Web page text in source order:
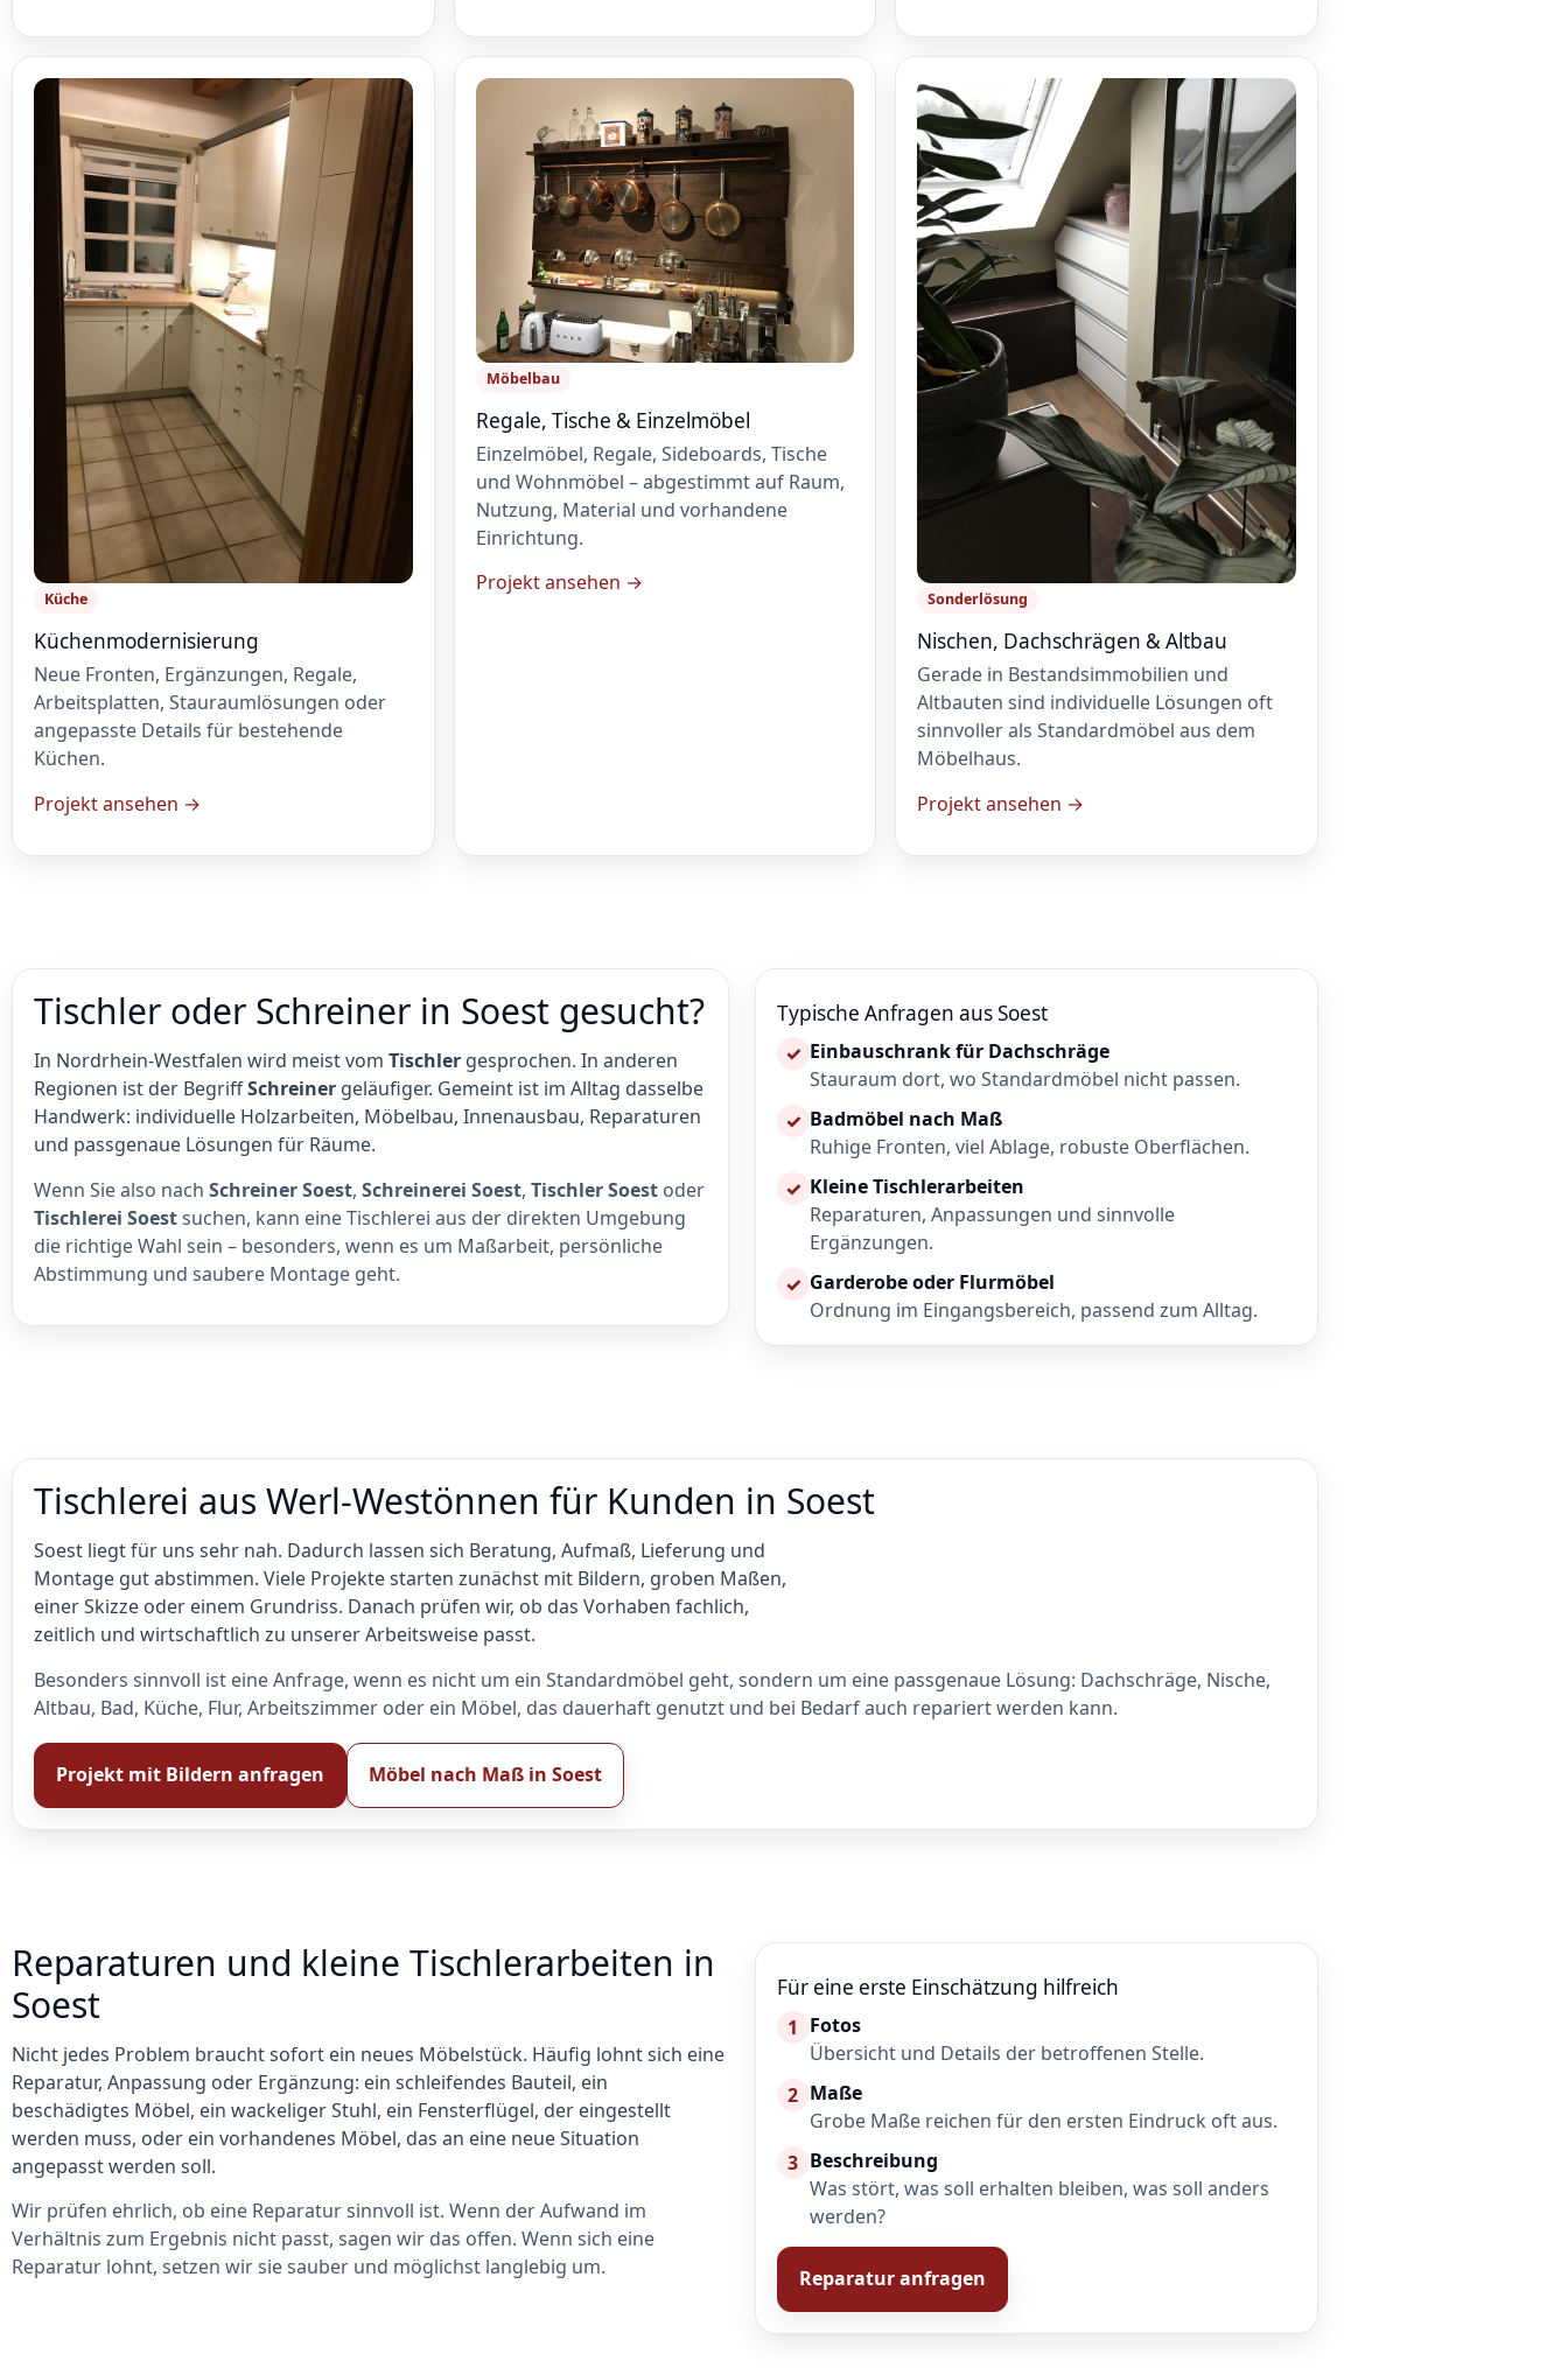
Küche
Küchenmodernisierung
Neue Fronten, Ergänzungen, Regale,
Arbeitsplatten, Stauraumlösungen oder
angepasste Details für bestehende
Küchen.
Projekt ansehen →
Möbelbau
Regale, Tische & Einzelmöbel
Einzelmöbel, Regale, Sideboards, Tische
und Wohnmöbel – abgestimmt auf Raum,
Nutzung, Material und vorhandene
Einrichtung.
Projekt ansehen →
Sonderlösung
Nischen, Dachschrägen & Altbau
Gerade in Bestandsimmobilien und
Altbauten sind individuelle Lösungen oft
sinnvoller als Standardmöbel aus dem
Möbelhaus.
Projekt ansehen →
Tischler oder Schreiner in Soest gesucht?
In Nordrhein-Westfalen wird meist vom Tischler gesprochen. In anderen
Regionen ist der BegriffSchreiner geläufiger. Gemeint ist im Alltag dasselbe
Handwerk: individuelle Holzarbeiten, Möbelbau, Innenausbau, Reparaturen
und passgenaue Lösungen für Räume.
Wenn Sie also nach Schreiner Soest, Schreinerei Soest, Tischler Soest oder
Tischlerei Soestsuchen, kann eine Tischlerei aus der direkten Umgebung
die richtige Wahl sein – besonders, wenn es um Maßarbeit, persönliche
Abstimmung und saubere Montage geht.
Typische Anfragen aus Soest
✓ Einbauschrank für Dachschräge
Stauraum dort, wo Standardmöbel nicht passen.
✓ Badmöbel nach Maß
Ruhige Fronten, viel Ablage, robuste Oberflächen.
✓ Kleine Tischlerarbeiten
Reparaturen, Anpassungen und sinnvolle
Ergänzungen.
✓ Garderobe oder Flurmöbel
Ordnung im Eingangsbereich, passend zum Alltag.
Tischlerei aus Werl-Westönnen für Kunden in Soest
Soest liegt für uns sehr nah. Dadurch lassen sich Beratung, Aufmaß, Lieferung und
Montage gut abstimmen. Viele Projekte starten zunächst mit Bildern, groben Maßen,
einer Skizze oder einem Grundriss. Danach prüfen wir, ob das Vorhaben fachlich,
zeitlich und wirtschaftlich zu unserer Arbeitsweise passt.
Besonders sinnvoll ist eine Anfrage, wenn es nicht um ein Standardmöbel geht, sondern um eine passgenaue Lösung: Dachschräge, Nische,
Altbau, Bad, Küche, Flur, Arbeitszimmer oder ein Möbel, das dauerhaft genutzt und bei Bedarf auch repariert werden kann.
Projekt mit Bildern anfragen Möbel nach Maß in Soest
Reparaturen und kleine Tischlerarbeiten in
Soest
Nicht jedes Problem braucht sofort ein neues Möbelstück. Häufig lohnt sich eine
Reparatur, Anpassung oder Ergänzung: ein schleifendes Bauteil, ein
beschädigtes Möbel, ein wackeliger Stuhl, ein Fensterflügel, der eingestellt
werden muss, oder ein vorhandenes Möbel, das an eine neue Situation
angepasst werden soll.
Wir prüfen ehrlich, ob eine Reparatur sinnvoll ist. Wenn der Aufwand im
Verhältnis zum Ergebnis nicht passt, sagen wir das offen. Wenn sich eine
Reparatur lohnt, setzen wir sie sauber und möglichst langlebig um.
Für eine erste Einschätzung hilfreich
1 Fotos
Übersicht und Details der betroffenen Stelle.
2 Maße
Grobe Maße reichen für den ersten Eindruck oft aus.
3 Beschreibung
Was stört, was soll erhalten bleiben, was soll anders
werden?
Reparatur anfragen